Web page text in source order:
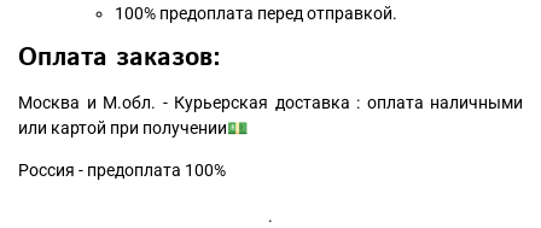
100% предоплата перед отправкой.
Оплата заказов:
Москва и М.обл. - Курьерская доставка : оплата наличными
или картой при получении💵
Россия - предоплата 100%
.